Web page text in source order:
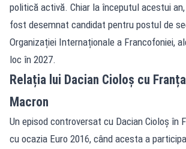
politică activă. Chiar la începutul acestui
fost desemnat candidat pentru postul de
Organizației Internaționale a Francofoniei,
loc în 2027.
Relația lui Dacian Cioloș cu Franța
Macron
Un episod controversat cu Dacian Cioloș în
cu ocazia Euro 2016, când acesta a